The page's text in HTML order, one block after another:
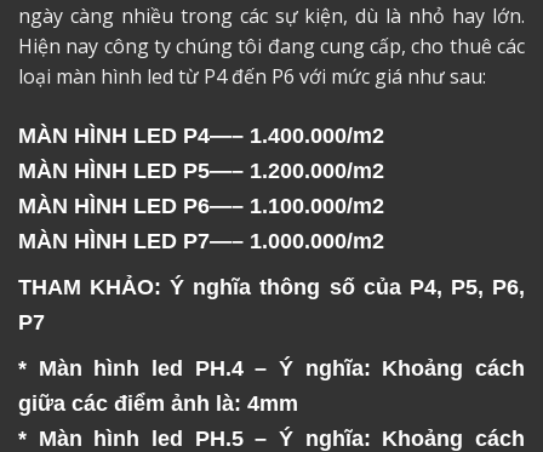
ngày càng nhiều trong các sự kiện, dù là nhỏ hay lớn.
Hiện nay công ty chúng tôi đang cung cấp, cho thuê các
loại màn hình led từ P4 đến P6 với mức giá như sau:
MÀN HÌNH LED P4—– 1.400.000/m2
MÀN HÌNH LED P5—– 1.200.000/m2
MÀN HÌNH LED P6—– 1.100.000/m2
MÀN HÌNH LED P7—– 1.000.000/m2
THAM KHẢO: Ý nghĩa thông số của P4, P5, P6,
P7
* Màn hình led PH.4 – Ý nghĩa: Khoảng cách
giữa các điểm ảnh là: 4mm
* Màn hình led PH.5 – Ý nghĩa: Khoảng cách